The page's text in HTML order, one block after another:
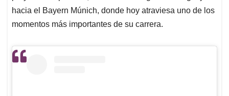
hacia el Bayern Múnich, donde hoy atraviesa uno de los
momentos más importantes de su carrera.